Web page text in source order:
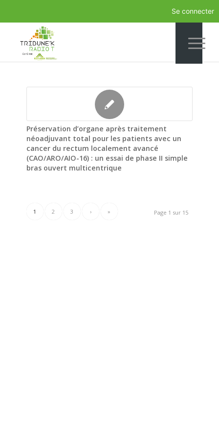
Se connecter
Préservation d’organe après traitement
néoadjuvant total pour les patients avec un
cancer du rectum localement avancé
(CAO/ARO/AIO-16) : un essai de phase II simple
bras ouvert multicentrique
Page 1 sur 15
1 2 3 › »